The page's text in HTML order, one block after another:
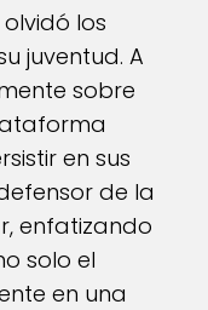
los
juventud. A
sobre
en sus
de la
enfatizando
solo el
en una